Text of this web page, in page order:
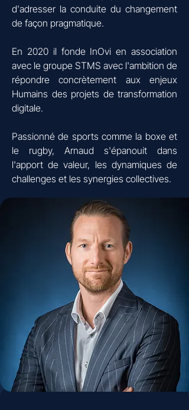
d'adresser la conduite du changement
de façon pragmatique.
En 2020 il fonde InOvi en association
avec le groupe STMS avec l'ambition de
répondre concrètement aux enjeux
Humains des projets de transformation
digitale.
Passionné de sports comme la boxe et
le rugby, Arnaud s'épanouit dans
l'apport de valeur, les dynamiques de
challenges et les synergies collectives.